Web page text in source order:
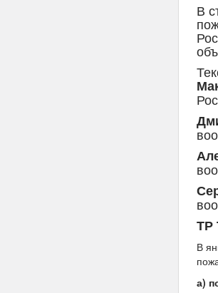
В
ТР
В
а)